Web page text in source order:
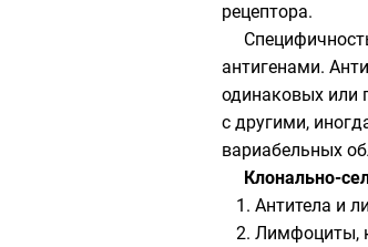
рецептора.
антигенами.
одинаковых или
с другими,
вариабельных
Клонально-
Антитела и
Лимфоциты,